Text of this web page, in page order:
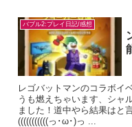
バブル2:プレイ日記/感想
レゴバットマンのコラボイ
うも燃えちゃいます、シャ
ました！道中やら結果はと
(((((((((((っ･ω･)っ ...